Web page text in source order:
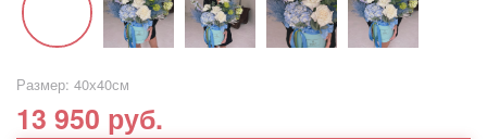
Размер: 40х40см
13 950 руб.